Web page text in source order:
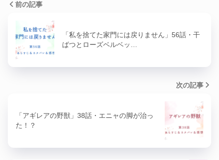
前の記事
「私を捨てた家門には戻りません」56話・干
ばつとローズベルベッ…
次の記事
「アギレアの野獣」38話・エニャの脚が治っ
た！？